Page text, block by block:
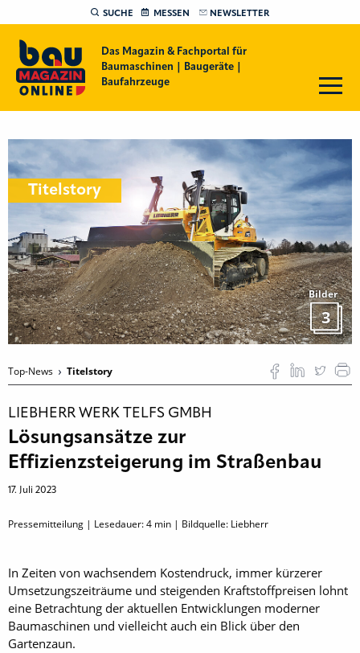
SUCHE MESSEN NEWSLETTER
Das Magazin & Fachportal für
Baumaschinen | Baugeräte |
Baufahrzeuge
Bilder
3
Titelstory
Top-News Titelstory
LIEBHERR WERK TELFS GMBH
Lösungsansätze zur
Effizienzsteigerung im Straßenbau
17. Juli 2023
Pressemitteilung | Lesedauer:4 min | Bildquelle: Liebherr
In Zeiten von wachsendem Kostendruck, immer kürzerer
Umsetzungszeiträume und steigenden Kraftstoffpreisen lohnt
eine Betrachtung der aktuellen Entwicklungen moderner
Baumaschinen und vielleicht auch ein Blick über den
Gartenzaun.